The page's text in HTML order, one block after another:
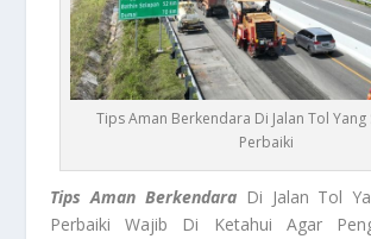
Tips Aman Berkendara Di Jalan Tol Yang
Perbaiki
Tips Aman BerkendaraDi Jalan Tol
Perbaiki Wajib Di Ketahui Agar